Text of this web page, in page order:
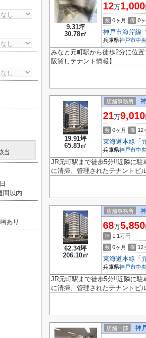
9.31坪
30.78㎡
12万1,000
敷 0ヶ月 保 0ヶ
神戸市海岸線 「
兵庫県神戸市中
みなと元町駅から徒歩2分に位
阪貸しテナント情報】
19.91坪
65.83㎡
店舗事務所
21万9,010
敷 0ヶ月 保 12
東海道本線 「
兵庫県神戸市中
JR元町駅まで徒歩5分‼近隣に
に清掃、管理されたテナントビ
62.34坪
206.10㎡
店舗事務所
68万5,850
坪 1.1 万円
敷 0ヶ月 保 12
東海道本線 「
兵庫県神戸市中
JR元町駅まで徒歩5分‼近隣に
に清掃、管理されたテナントビ
店舗一部 神
当
間以内
あり